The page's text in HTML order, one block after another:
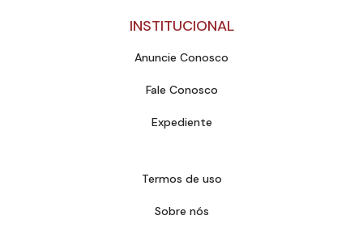
INSTITUCIONAL
Anuncie Conosco
Fale Conosco
Expediente
Termos de uso
Sobre nós